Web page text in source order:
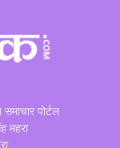
पोर्टल
महरा